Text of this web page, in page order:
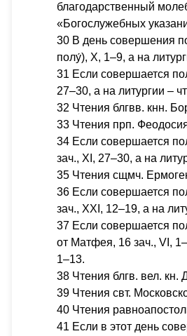
благодарственный
«Богослужебных
30 В день совершения
полу́), X, 1–9, а на
31 Если совершается
27–30, а на литургии –
32 Чтения блгвв. кнн.
33 Чтения прп.
34 Если совершается
зач., XI, 27–30, а на
35 Чтения сщмч.
36 Если совершается
зач., XXI, 12–19, а на
37 Если совершается
от Матфея, 16 зач., VI,
1–13.
38 Чтения блгв. вел. кн.
39 Чтения свт.
40 Чтения
41 Если в этот день